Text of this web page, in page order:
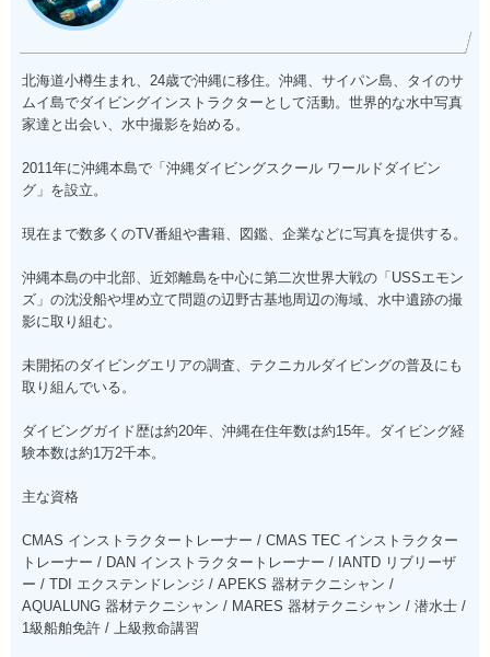
北海道小樽生まれ、24歳で沖縄に移住。沖縄、サイパン島、タイのサ
ムイ島でダイビングインストラクターとして活動。世界的な水中写真
家達と出会い、水中撮影を始める。
2011年に沖縄本島で「沖縄ダイビングスクール ワールドダイビン
グ」を設立。
現在まで数多くのTV番組や書籍、図鑑、企業などに写真を提供する。
沖縄本島の中北部、近郊離島を中心に第二次世界大戦の「USSエモン
ズ」の沈没船や埋め立て問題の辺野古基地周辺の海域、水中遺跡の撮
影に取り組む。
未開拓のダイビングエリアの調査、テクニカルダイビングの普及にも
取り組んでいる。
ダイビングガイド歴は約20年、沖縄在住年数は約15年。ダイビング経
験本数は約1万2千本。
主な資格
CMAS インストラクタートレーナー / CMAS TEC インストラクター
トレーナー / DAN インストラクタートレーナー / IANTD リブリーザ
ー / TDI エクステンドレンジ / APEKS 器材テクニシャン /
AQUALUNG 器材テクニシャン / MARES 器材テクニシャン / 潜水士 /
1級船舶免許 / 上級救命講習